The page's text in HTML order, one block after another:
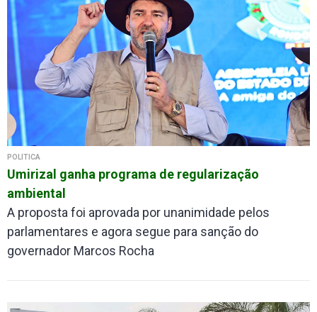
POLÍTICA
Umirizal ganha programa de regularização
ambiental
A proposta foi aprovada por unanimidade pelos
parlamentares e agora segue para sanção do
governador Marcos Rocha